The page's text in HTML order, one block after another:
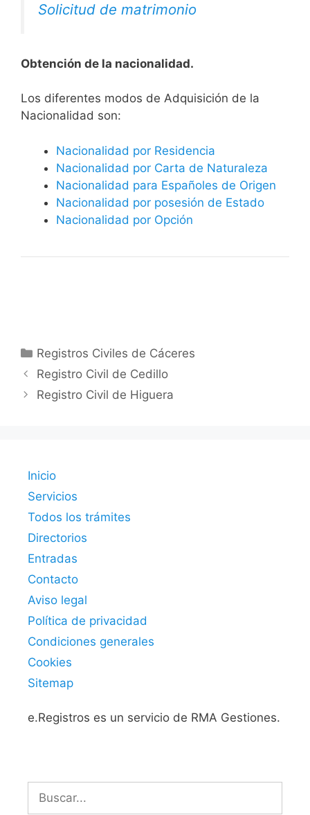
Solicitud de matrimonio
Obtención de la nacionalidad.
​​​Los diferentes modos de Adquisición de la
Nacionalidad son:
Nacionalidad por Residencia
Nacionalidad por Carta de Naturaleza
Nacionalidad para Españoles de Origen
Nacionalidad por posesión de Estado
Nacionalidad por Opción
Categorías
Registros Civiles de Cáceres
Registro Civil de Cedillo
Registro Civil de Higuera
Inicio
Servicios
Todos los trámites
Directorios
Entradas
Contacto
Aviso legal
Política de privacidad
Condiciones generales
Cookies
Sitemap
e.Registros es un servicio de RMA Gestiones.
Buscar: